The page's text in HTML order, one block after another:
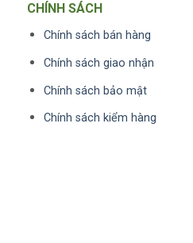
CHÍNH SÁCH
Chính sách bán hàng
Chính sách giao nhận
Chính sách bảo mật
Chính sách kiểm hàng